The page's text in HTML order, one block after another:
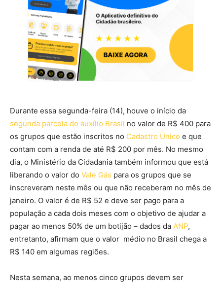
Durante essa segunda-feira (14), houve o início da
segunda parcela do auxílio Brasil no valor de R$ 400 para
os grupos que estão inscritos no Cadastro Único e que
contam com a renda de até R$ 200 por mês. No mesmo
dia, o Ministério da Cidadania também informou que está
liberando o valor do Vale Gás para os grupos que se
inscreveram neste mês ou que não receberam no mês de
janeiro. O valor é de R$ 52 e deve ser pago para a
população a cada dois meses com o objetivo de ajudar a
pagar ao menos 50% de um botijão – dados da ANP,
entretanto, afirmam que o valor médio no Brasil chega a
R$ 140 em algumas regiões.
Nesta semana, ao menos cinco grupos devem ser